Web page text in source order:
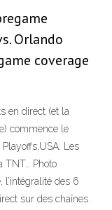
Orlando
coverage
en direct (et la
commence le
Les
TNT… Photo
l’intégralité des 6
sur des chaînes